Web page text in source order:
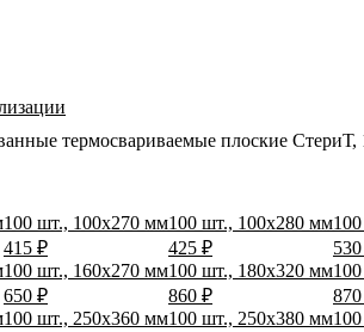
термосвариваемые плоские
100 шт., 100x270 мм
415 ₽
100 шт., 100x280 мм
425 ₽
100 шт., 160x270 мм
650 ₽
100 шт., 180x320 мм
860 ₽
100 шт., 250x360 мм100 шт., 250x380 мм